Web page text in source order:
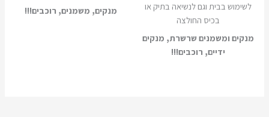
לשימוש בבית וגם לנשיאה בתיק או
בכיס החולצה
מנקים ומשמנים שרשרת, מנקים
ידיים, רוכבים!!!
מנקים, משמנים, רוכבים!!!